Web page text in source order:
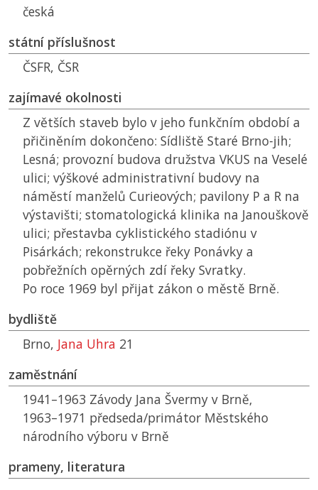
česká
státní příslušnost
ČSFR, ČSR
zajímavé okolnosti
Z větších staveb bylo v jeho funkčním období a
přičiněním dokončeno: Sídliště Staré Brno-jih;
Lesná; provozní budova družstva VKUS na Veselé
ulici; výškové administrativní budovy na
náměstí manželů Curieových; pavilony P a R na
výstavišti; stomatologická klinika na Janouškově
ulici; přestavba cyklistického stadiónu v
Pisárkách; rekonstrukce řeky Ponávky a
pobřežních opěrných zdí řeky Svratky.
Po roce 1969 byl přijat zákon o městě Brně.
bydliště
Brno, Jana Uhra 21
zaměstnání
1941–1963 Závody Jana Švermy v Brně,
1963–1971 předseda/primátor Městského
národního výboru v Brně
prameny, literatura